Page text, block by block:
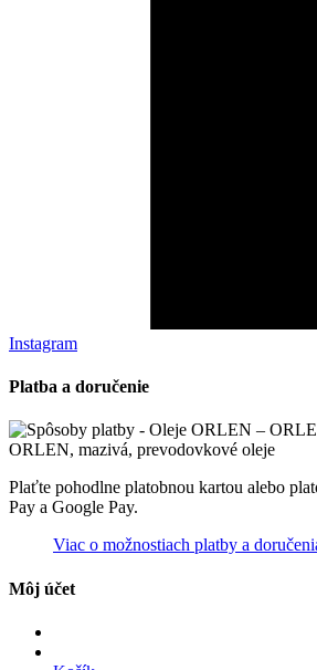
Instagram
Platba a doručenie
Plaťte pohodlne platobnou kartou alebo
Pay a Google Pay.
Viac o možnostiach platby a
Môj účet